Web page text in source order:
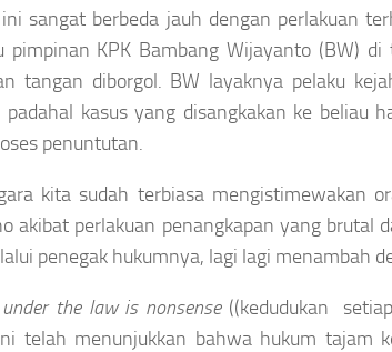
sangat berbeda jauh dengan perlakuan
pimpinan KPK Bambang Wijayanto (BW)
tangan diborgol. BW layaknya pelaku
padahal kasus yang disangkakan ke beliau
penuntutan.
kita sudah terbiasa mengistimewakan
akibat perlakuan penangkapan yang
penegak hukumnya, lagi lagi menambah
the law is nonsense((kedudukan
telah menunjukkan bahwa hukum tajam